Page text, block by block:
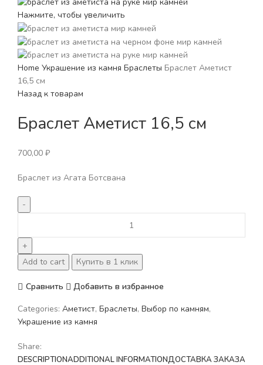
Нажмите, чтобы увеличить
Home Украшение из камня Браслеты Браслет Аметист
16,5 см
Назад к товарам
Браслет Аметист 16,5 см
700,00 ₽
Браслет из Агата Ботсвана
16,5
см
quantity
Add to cart Купить в 1 клик
Сравнить Добавить в избранное
Categories: Аметист, Браслеты, Выбор по камням,
Украшение из камня
Share:
DESCRIPTIONADDITIONAL INFORMATIONДОСТАВКА ЗАКАЗА